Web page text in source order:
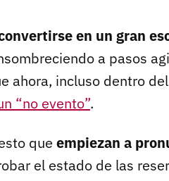
en un gran
a pasos
ahora, incluso dentro
“no evento”.
que empiezan a
el estado de las